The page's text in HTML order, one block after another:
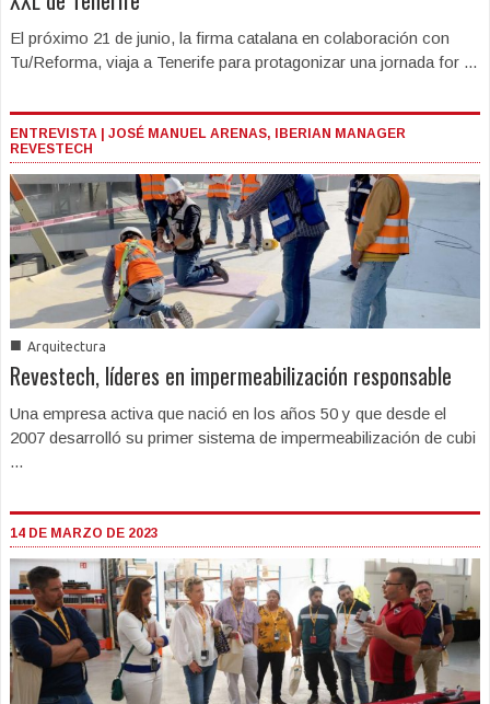
El próximo 21 de junio, la firma catalana en colaboración con
Tu/Reforma, viaja a Tenerife para protagonizar una jornada for ...
ENTREVISTA | JOSÉ MANUEL ARENAS, IBERIAN MANAGER
REVESTECH
■ Arquitectura
Revestech, líderes en impermeabilización responsable
Una empresa activa que nació en los años 50 y que desde el
2007 desarrolló su primer sistema de impermeabilización de cubi
...
14 DE MARZO DE 2023